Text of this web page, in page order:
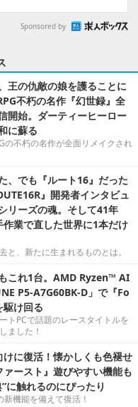
Sponsored by
王の仇敵の娘を護ることに
不朽の名作『幻世録』全
開始。ダーティーヒーロー
に蘇る
の不朽の名作が全面リメイクされ
、でも『ルート16』だった
』開発者インタビュ
リーズの魂。そして41年
業で直した世界に1本だけ
と、新たに生まれるものとは。
これ1台。AMD Ryzen™ AI
P5-A7G60BK-D」で『Fo
け回る
トPCで話題のレースタイトルを
ました！
に復活！懐かしくも色褪せ
ースト』遊びやすい機能も
に触れるのにぴったり
機能を備えて復活！